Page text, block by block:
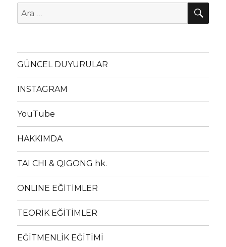
Ara: ARA
GÜNCEL DUYURULAR
INSTAGRAM
YouTube
HAKKIMDA
TAI CHI & QIGONG hk.
ONLINE EĞİTİMLER
TEORİK EĞİTİMLER
EĞİTMENLİK EĞİTİMİ